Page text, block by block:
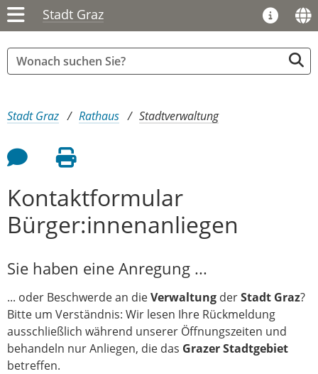
Stadt Graz
Sie sind hier:
Stadt Graz Rathaus Stadtverwaltung
Feedback an Autor
Seite drucken
Kontaktformular
Bürger:innenanliegen
Sie haben eine Anregung ...
... oder Beschwerde an dieVerwaltung derStadt Graz?
Bitte um Verständnis: Wir lesen Ihre Rückmeldung
ausschließlich während unserer Öffnungszeiten und
behandeln nur Anliegen, die das Grazer Stadtgebiet
betreffen.